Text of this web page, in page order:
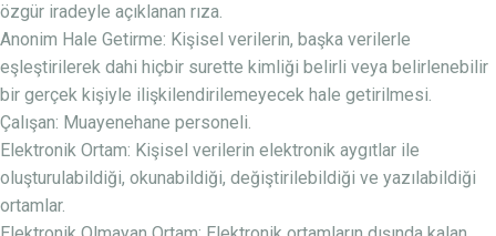
özgür iradeyle açıklanan rıza.
Anonim Hale Getirme: Kişisel verilerin, başka verilerle
eşleştirilerek dahi hiçbir surette kimliği belirli veya belirlenebilir
bir gerçek kişiyle ilişkilendirilemeyecek hale getirilmesi.
Çalışan: Muayenehane personeli.
Elektronik Ortam: Kişisel verilerin elektronik aygıtlar ile
oluşturulabildiği, okunabildiği, değiştirilebildiği ve yazılabildiği
ortamlar.